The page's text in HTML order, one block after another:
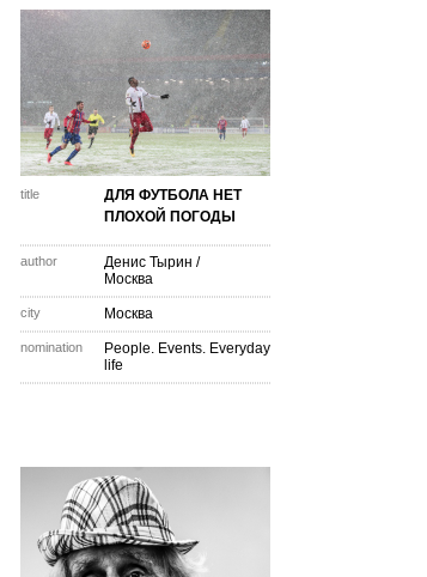
title
ДЛЯ ФУТБОЛА НЕТ
ПЛОХОЙ ПОГОДЫ
author Денис Тырин /
Москва
city Москва
nomination
People. Events. Everyday
life